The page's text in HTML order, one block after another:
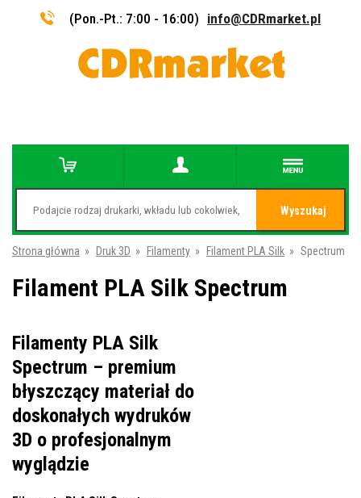
(Pon.-Pt.: 7:00 - 16:00) info@CDRmarket.pl
Wyszukaj
Strona główna » Druk 3D » Filamenty » Filament PLA Silk » Spectrum
Filament PLA Silk Spectrum
Filamenty PLA Silk
Spectrum – premium
błyszczący materiał do
doskonałych wydruków
3D o profesjonalnym
wyglądzie